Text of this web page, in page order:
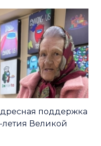
поддержка
летия Великой